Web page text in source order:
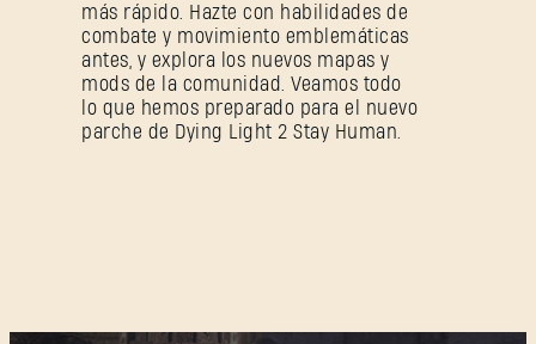
más rápido. Hazte con habilidades de
combate y movimiento emblemáticas
antes, y explora los nuevos mapas y
mods de la comunidad. Veamos todo
lo que hemos preparado para el nuevo
parche de Dying Light 2 Stay Human.